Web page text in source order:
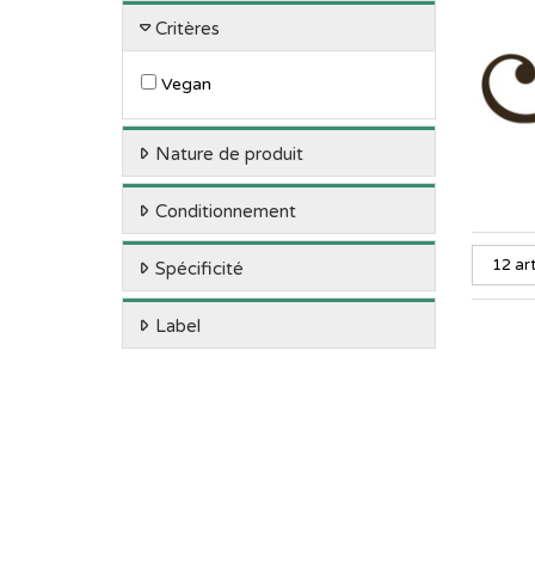
Critères
Vegan
Nature de produit
Conditionnement
Spécificité
Label